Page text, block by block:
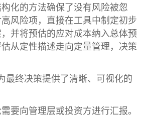
化的方法确保了没有风险被忽
风险项，直接在工具中制定初步
并将预估的应对成本纳入总体预
从定性描述走向定量管理，决策
最终决策提供了清晰、可视化的
要向管理层或投资方进行汇报。